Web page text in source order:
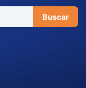
Buscar